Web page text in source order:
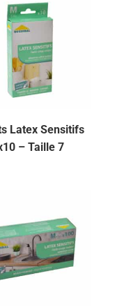
Latex Sensitifs
– Taille 7